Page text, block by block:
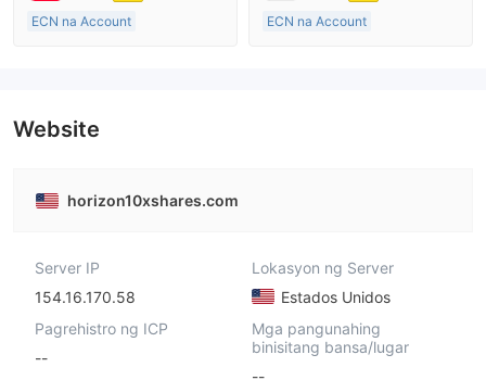
ECN na Account
Pangunahing label na MT4
ECN na Account
Website
horizon10xshares.com
Server IP
154.16.170.58
Lokasyon ng Server
Estados Unidos
Pagrehistro ng ICP
--
Mga pangunahing
binisitang bansa/lugar
--